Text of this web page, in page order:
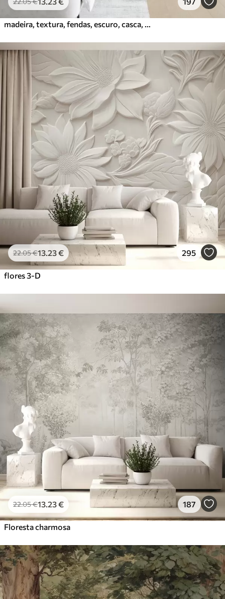
22.05€13 .23€ 295
flores 3-D
22.05€13 .23€ 187
Floresta charmosa